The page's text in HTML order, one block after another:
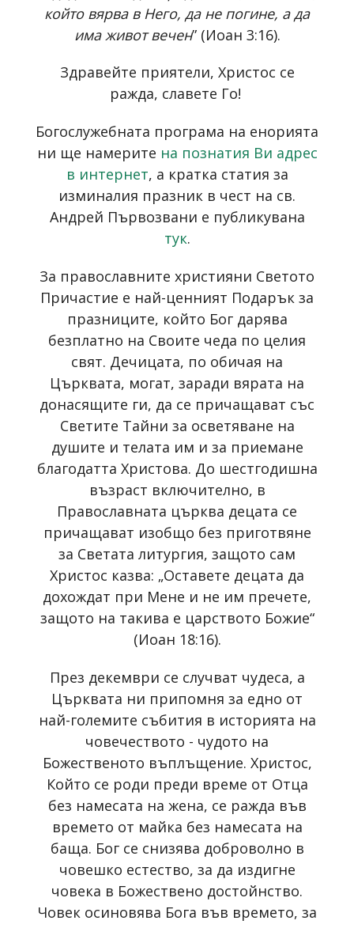
който вярва в Него, да не погине, а да
има живот вечен” (Иоан 3:16).
Здравейте приятели, Христос се
ражда, славете Го!
Богослужебната програма на енорията
ни ще намерите на познатия Ви адрес
в интернет, a кратка статия за
изминалия празник в чест на св.
Андрей Първозвани е публикувана
тук.
За православните християни Светото
Причастие е най-ценният Подарък за
празниците, който Бог дарява
безплатно на Своите чеда по целия
свят. Дечицата, по обичая на
Църквата, могат, заради вярата на
донасящите ги, да се причащават със
Светите Тайни за осветяване на
душите и телата им и за приемане
благодатта Христова. До шестгодишна
възраст включително, в
Православната църква децата се
причащават изобщо без приготвяне
за Светата литургия, защото сам
Христос казва: „Оставете децата да
дохождат при Мене и не им пречете,
защото на такива е царството Божие“
(Иоан 18:16).
През декември се случват чудеса, а
Църквата ни припомня за едно от
най-големите събития в историята на
човечеството - чудото на
Божественото въплъщение. Христос,
Който се роди преди време от Отца
без намесата на жена, се ражда във
времето от майка без намесата на
баща. Бог се снизява доброволно в
човешко естество, за да издигне
човека в Божествено достойнство.
Човек осиновява Бога във времето, зa